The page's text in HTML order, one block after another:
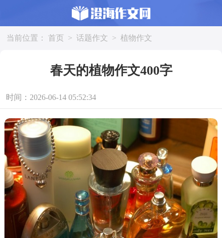
当前位置： 首页 > 话题作文 > 植物作文
春天的植物作文400字
时间：2026-06-14 05:52:34